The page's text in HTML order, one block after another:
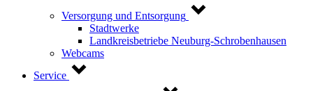
Versorgung und Entsorgung
Stadtwerke
Landkreisbetriebe Neuburg-Schrobenhausen
Webcams
Service